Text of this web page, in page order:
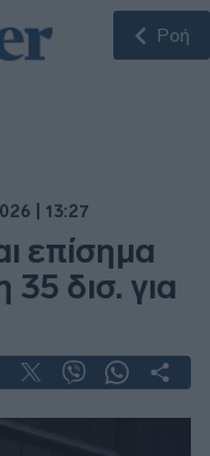
Ροή
| 13:27
επίσημα
δισ. για